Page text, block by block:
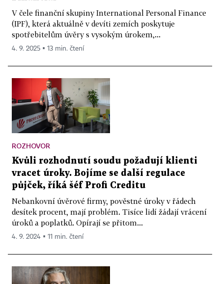
V čele finanční skupiny International Personal Finance
(IPF), která aktuálně v devíti zemích poskytuje
spotřebitelům úvěry s vysokým úrokem,...
4. 9. 2025 ▪ 13 min. čtení
ROZHOVOR
Kvůli rozhodnutí soudu požadují klienti
vracet úroky. Bojíme se další regulace
půjček, říká šéf Profi Creditu
Nebankovní úvěrové firmy, pověstné úroky v řádech
desítek procent, mají problém. Tisíce lidí žádají vrácení
úroků a poplatků. Opírají se přitom...
4. 9. 2024 ▪ 11 min. čtení